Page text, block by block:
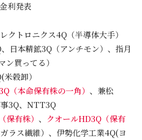
利発表
トロニクス4Q（半導体大手）
日本精鉱3Q（アンチモン）、指月
買ってる）
穀卸）
（本命保有株の一角） 、兼松
3Q、NTT3Q
保有株） 、 クオールHD3Q（保有
ラス繊維）、伊勢化学工業4Q(ヨ